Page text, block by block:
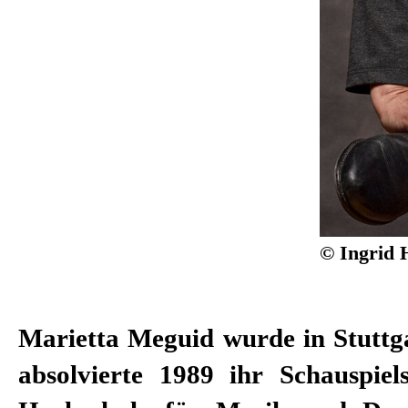
© Ingrid
Marietta Meguid wurde in
absolvierte 1989 ihr
mit Regisseur*innen wie Jürgen
Kimmig, Christof Loy, Hasko